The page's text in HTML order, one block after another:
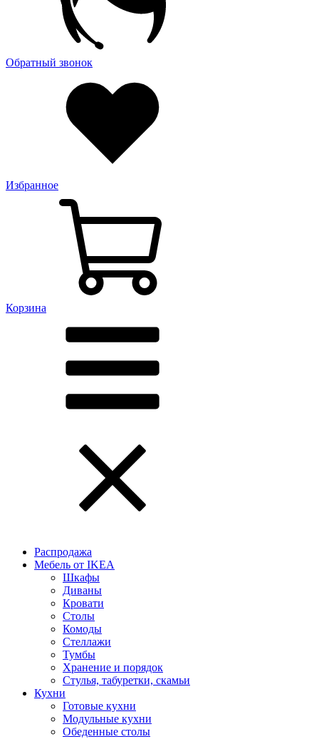
Обратный звонок
Избранное
Корзина
Распродажа
Мебель от IKEA
Шкафы
Диваны
Кровати
Столы
Комоды
Стеллажи
Тумбы
Хранение и порядок
Стулья, табуретки, скамьи
Кухни
Готовые кухни
Модульные кухни
Обеденные столы